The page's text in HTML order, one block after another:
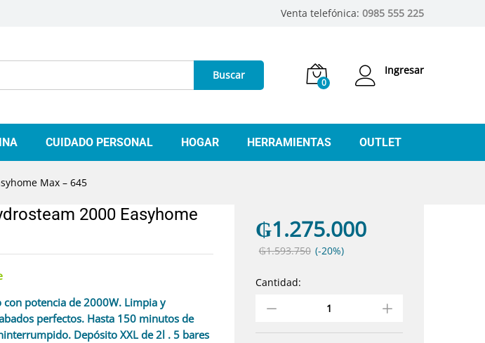
Venta telefónica: 0985 555 225
Buscar
0
Ingresar
CUIDADO PERSONAL HOGAR HERRAMIENTAS OUTLET
Max – 645
2000 Easyhome
potencia de 2000W. Limpia y
perfectos. Hasta 150 minutos de
Depósito XXL de 2l . 5 bares
₲1.275.000
₲1.593.750 (-20%)
antidad
Cantidad: